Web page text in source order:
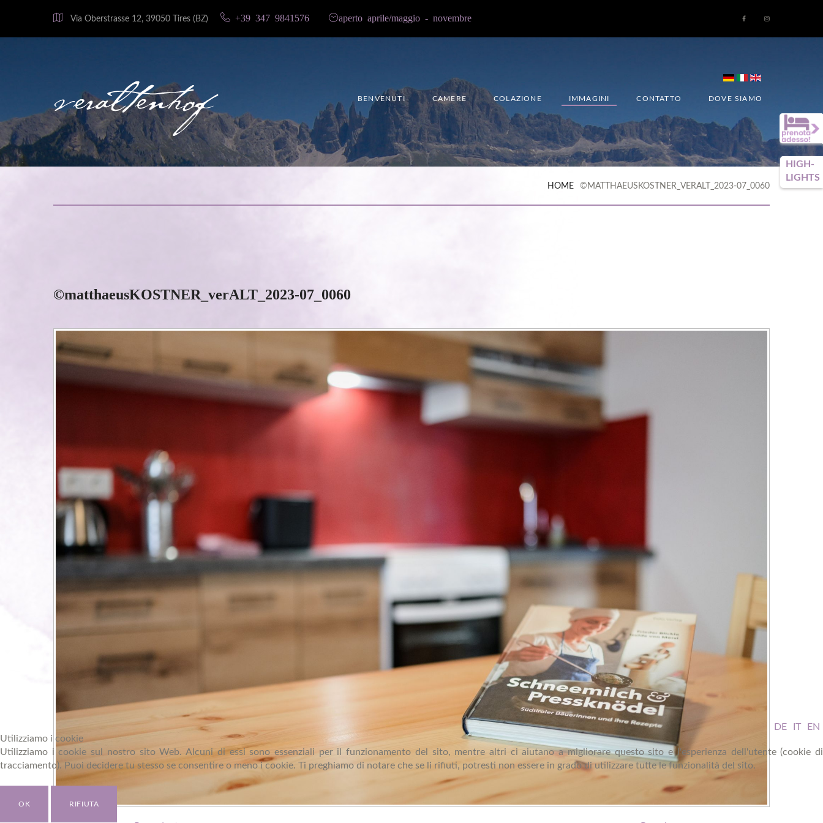
Via Oberstrasse 12, 39050 Tires (BZ) +39 347 9841576 aperto aprile/maggio - novembre
HIGH-
LIGHTS
BENVENUTI CAMERE COLAZIONE IMMAGINI CONTATTO DOVE SIAMO
HOME ©MATTHAEUSKOSTNER_VERALT_2023-07_0060
©matthaeusKOSTNER_verALT_2023-07_0060
Utilizziamo i cookie
DE IT EN
Utilizziamo i cookie sul nostro sito Web. Alcuni di essi sono essenziali per il funzionamento del sito, mentre altri ci aiutano a migliorare questo sito e l'esperienza dell'utente (cookie di
tracciamento). Puoi decidere tu stesso se consentire o meno i cookie. Ti preghiamo di notare che se li rifiuti, potresti non essere in grado di utilizzare tutte le funzionalità del sito.
OK RIFIUTA